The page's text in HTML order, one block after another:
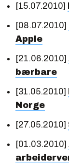
[15.07.2010]
[08.07.2010]
Apple
[21.06.2010]
bærbare
[31.05.2010]
Norge
[27.05.2010]
[01.03.2010]